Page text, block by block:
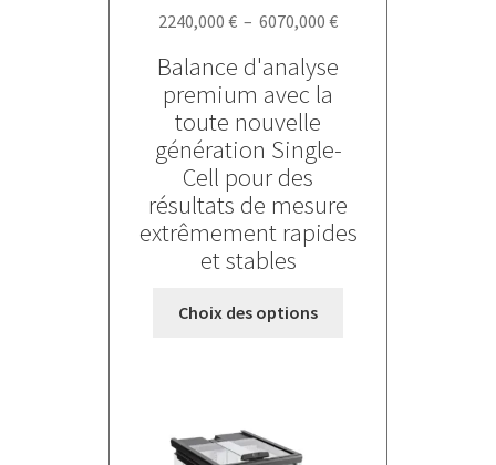
2240,000 € – 6070,000 €Plage
prix :
6070,000 €
Balance d'analyse
premium avec la
toute nouvelle
génération Single-
Cell pour des
résultats de mesure
extrêmement rapides
et stables
Choix des options